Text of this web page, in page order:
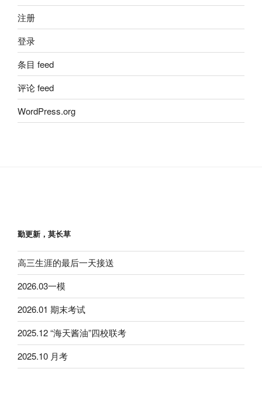
注册
登录
条目 feed
评论 feed
WordPress.org
勤更新，莫长草
高三生涯的最后一天接送
2026.03一模
2026.01 期末考试
2025.12 “海天酱油”四校联考
2025.10 月考